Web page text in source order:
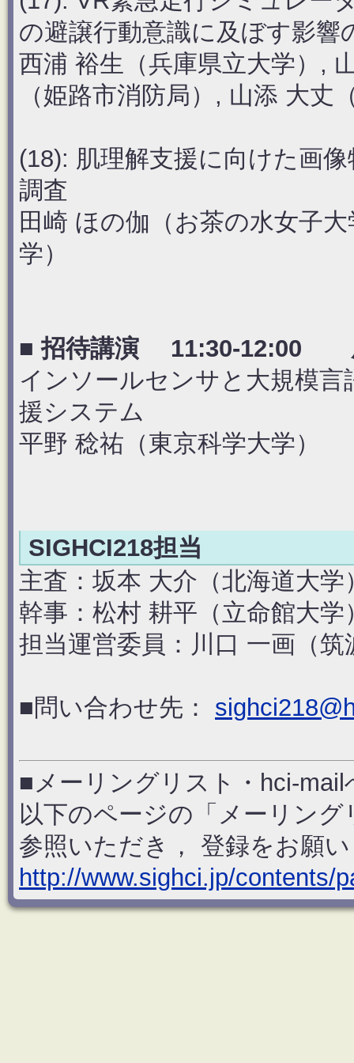
の避譲行動意識に及ぼす影響
西浦 裕生（兵庫県立大学）,
（姫路市消防局）, 山添 大丈
(18): 肌理解支援に向けた画
調査
田崎 ほの伽（お茶の水女子
学）
■ 招待講演 11:30-12:00
インソールセンサと大規模
援システム
平野 稔祐（東京科学大学）
SIGHCI218担当
主査：坂本 大介（北海道大学
幹事：松村 耕平（立命館大学
担当運営委員：川口 一画（
■問い合わせ先：
■メーリングリスト・hci-
以下のページの「メーリン
参照いただき， 登録をお願
http://www.sighci.jp/contents/